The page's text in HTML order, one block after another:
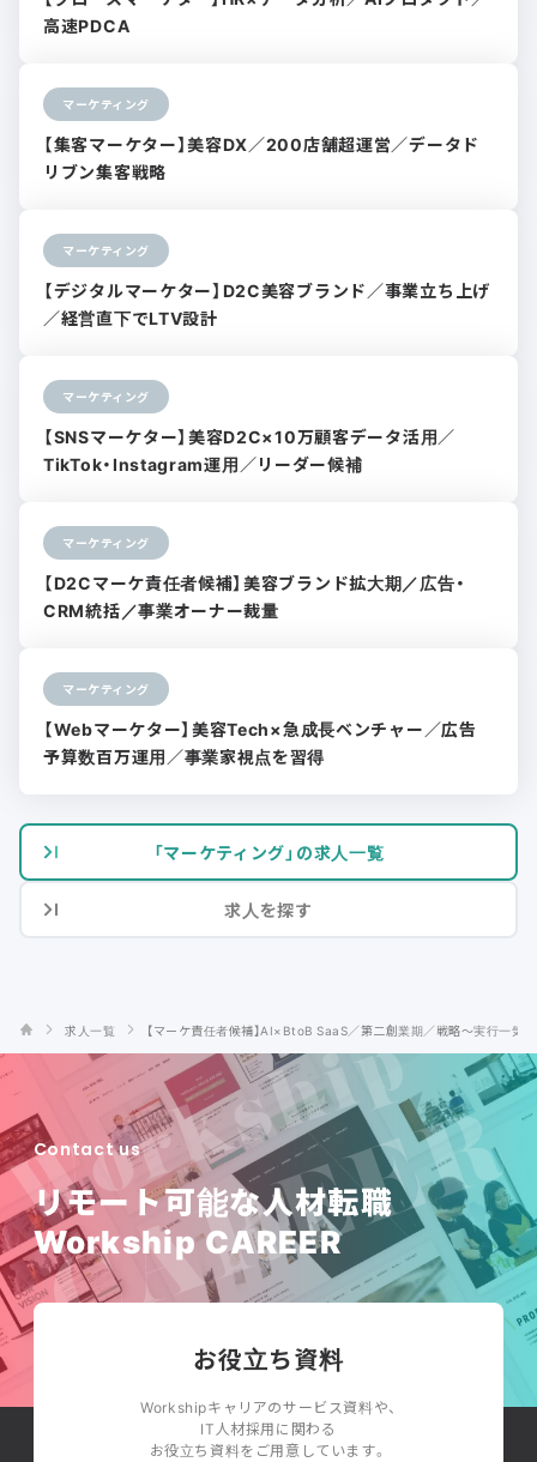
高速PDCA
マーケティング
【集客マーケター】美容DX／200店舗超運営／データド
リブン集客戦略
マーケティング
【デジタルマーケター】D2C美容ブランド／事業立ち上げ
／経営直下でLTV設計
マーケティング
【SNSマーケター】美容D2C×10万顧客データ活用／
TikTok・Instagram運用／リーダー候補
マーケティング
【D2Cマーケ責任者候補】美容ブランド拡大期／広告・
CRM統括／事業オーナー裁量
マーケティング
【Webマーケター】美容Tech×急成長ベンチャー／広告
予算数百万運用／事業家視点を習得
「マーケティング」の求人一覧
求人を探す
求人一覧 【マーケ責任者候補】AI×BtoB SaaS／第二創業期／戦略〜実行一気
Contact us
リモート可能な人材転職
Workship CAREER
お役立ち資料
Workshipキャリアのサービス資料や、
IT人材採用に関わる
お役立ち資料をご用意しています。